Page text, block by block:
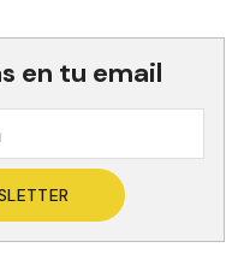
en tu email